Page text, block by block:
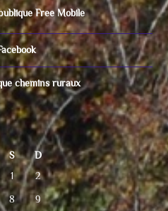
Free Mobile
chemins ruraux
S
D
1
2
8 9